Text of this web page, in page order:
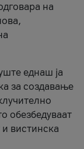
на
еднаш ја
за создавање
обезбедуваат
вистинска